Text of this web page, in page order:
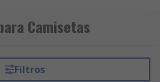
no necesita buscar
amplia gama de ropa de
blusas y prendas de
de estilos y tallas
Camisetas
Filtros